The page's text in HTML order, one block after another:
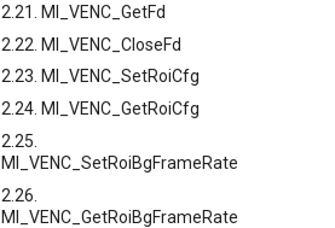
2.21. MI_VENC_GetFd
2.22. MI_VENC_CloseFd
2.23. MI_VENC_SetRoiCfg
2.24. MI_VENC_GetRoiCfg
2.25.
MI_VENC_SetRoiBgFrameRate
2.26.
MI_VENC_GetRoiBgFrameRate